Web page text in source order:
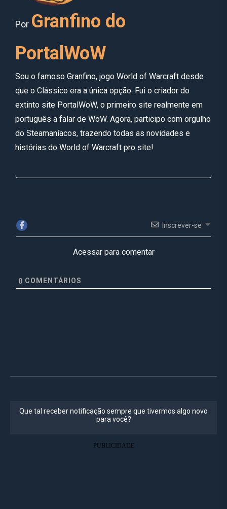
Por Granfino do
PortalWoW
Sou o famoso Granfino, jogo World of Warcraft desde
que o Clássico era a única opção. Fui o criador do
extinto site PortalWoW, o primeiro site realmente em
português a falar de WoW. Agora, participo com orgulho
do Steamaníacos, trazendo todas as novidades e
histórias do World of Warcraft pro site!
Inscrever-se
Acessar para comentar
0 COMENTÁRIOS